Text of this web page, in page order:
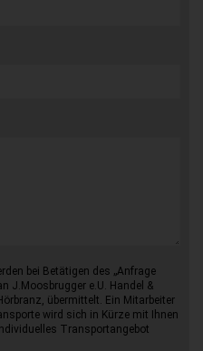
bei Betätigen des „Anfrage
J.Moosbrugger e.U. Handel &
übermittelt. Ein Mitarbeiter
wird sich in Kürze mit Ihnen
Transportangebot